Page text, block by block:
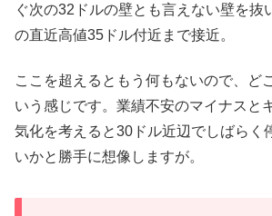
ぐ次の32ドルの壁とも言えない壁を抜
の直近高値35ドル付近まで接近。
ここを超えるともう何もないので、ど
いう感じです。業績不安のマイナスと
気化を考えると30ドル近辺でしばらく
いかと勝手に想像しますが。